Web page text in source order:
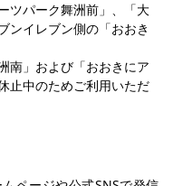
ツパーク舞洲前」、「大
ンイレブン側の「おおき
南」および「おおきにア
止中のためご利用いただ